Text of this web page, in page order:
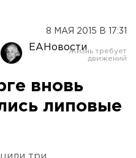
8 МАЯ 2015 В 17:31
ЕАНовости
вновь
липовые